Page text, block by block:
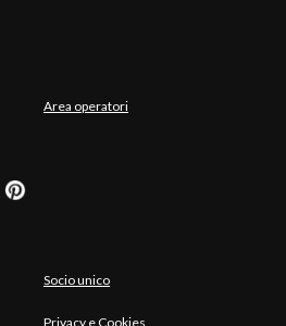
Area operatori
Socio unico
Privacy e Cookies